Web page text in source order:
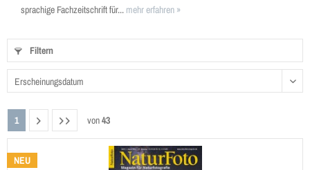
sprachige Fachzeitschrift für... mehr erfahren »
Filtern
1 von43
NEU